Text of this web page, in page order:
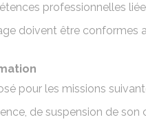
professionnelles
doivent être conformes
pour les missions
de suspension de